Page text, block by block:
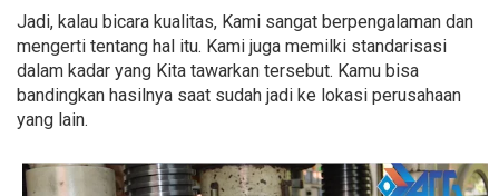
Jadi, kalau bicara kualitas, Kami sangat berpengalaman dan
mengerti tentang hal itu. Kami juga memilki standarisasi
dalam kadar yang Kita tawarkan tersebut. Kamu bisa
bandingkan hasilnya saat sudah jadi ke lokasi perusahaan
yang lain.